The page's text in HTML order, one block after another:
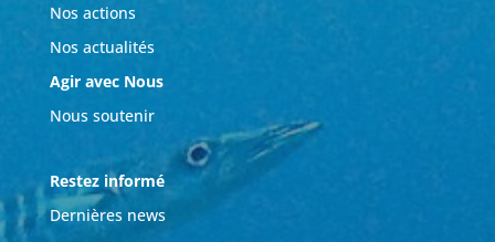
Nos actions
Nos actualités
Agir avec Nous
Nous soutenir
Restez informé
Dernières news